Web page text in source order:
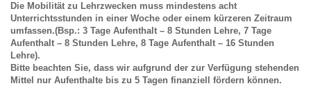
Die Mobilität zu Lehrzwecken muss mindestens acht
Unterrichtsstunden in einer Woche oder einem kürzeren Zeitraum
umfassen.(Bsp.: 3 Tage Aufenthalt – 8 Stunden Lehre, 7 Tage
Aufenthalt – 8 Stunden Lehre, 8 Tage Aufenthalt – 16 Stunden
Lehre).
Bitte beachten Sie, dass wir aufgrund der zur Verfügung stehenden
Mittel nur Aufenthalte bis zu 5 Tagen finanziell fördern können.